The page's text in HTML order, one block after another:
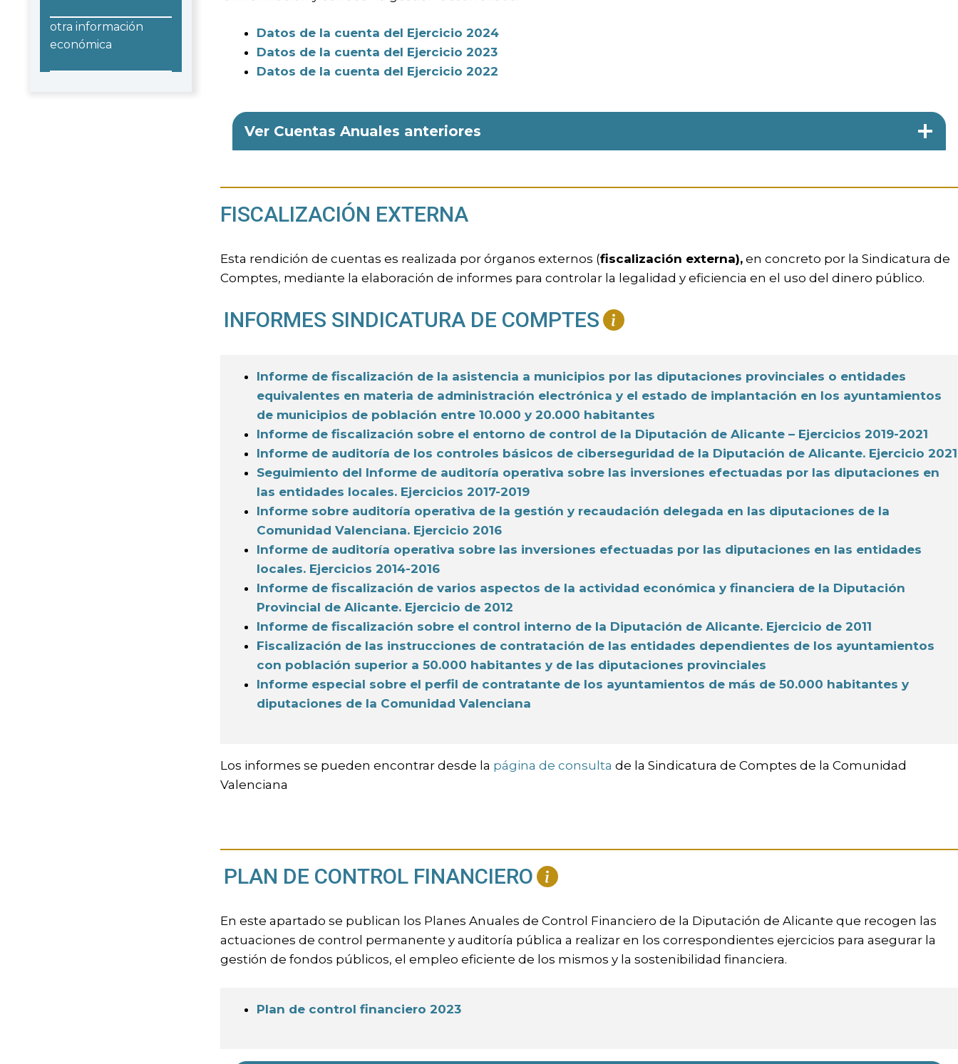
Datos de la cuenta del Ejercicio 2024
Datos de la cuenta del Ejercicio 2023
Datos de la cuenta del Ejercicio 2022
Ver Cuentas Anuales anteriores
FISCALIZACIÓN EXTERNA
Esta rendición de cuentas es realizada por órganos externos (fiscalización externa),en concreto por la Sindicatura de
Comptes, mediante la elaboración de informes para controlar la legalidad y eficiencia en el uso del dinero público.
INFORMES SINDICATURA DE COMPTES
Informe de fiscalización de la asistencia a municipios por las diputaciones provinciales o entidades
equivalentes en materia de administración electrónica y el estado de implantación en los ayuntamientos
de municipios de población entre 10.000 y 20.000 habitantes
Informe de fiscalización sobre el entorno de control de la Diputación de Alicante – Ejercicios 2019-2021
Informe de auditoría de los controles básicos de ciberseguridad de la Diputación de Alicante. Ejercicio 2021
Seguimiento del Informe de auditoría operativa sobre las inversiones efectuadas por las diputaciones en
las entidades locales. Ejercicios 2017-2019
Informe sobre auditoría operativa de la gestión y recaudación delegada en las diputaciones de la
Comunidad Valenciana. Ejercicio 2016
Informe de auditoría operativa sobre las inversiones efectuadas por las diputaciones en las entidades
locales. Ejercicios 2014-2016
Informe de fiscalización de varios aspectos de la actividad económica y financiera de la Diputación
Provincial de Alicante. Ejercicio de 2012
Informe de fiscalización sobre el control interno de la Diputación de Alicante. Ejercicio de 2011
Fiscalización de las instrucciones de contratación de las entidades dependientes de los ayuntamientos
con población superior a 50.000 habitantes y de las diputaciones provinciales
Informe especial sobre el perfil de contratante de los ayuntamientos de más de 50.000 habitantes y
diputaciones de la Comunidad Valenciana
Los informes se pueden encontrar desde la página de consulta de la Sindicatura de Comptes de la Comunidad
Valenciana
PLAN DE CONTROL FINANCIERO
En este apartado se publican los Planes Anuales de Control Financiero de la Diputación de Alicante que recogen las
actuaciones de control permanente y auditoría pública a realizar en los correspondientes ejercicios para asegurar la
gestión de fondos públicos, el empleo eficiente de los mismos y la sostenibilidad financiera.
Plan de control financiero 2023
otra información
económica